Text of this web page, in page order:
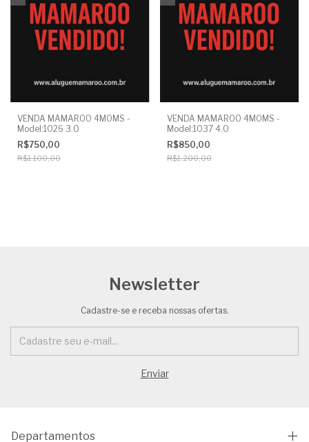
VENDA MAMAROO 4MOMS -
Model:1026 3.0
R$750,00
R$1.100,00
VENDA MAMAROO 4MOMS -
Model:1037 4.0
R$850,00
R$1.200,00
Newsletter
Cadastre-se e receba nossas ofertas.
Departamentos